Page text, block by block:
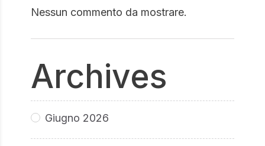
Nessun commento da mostrare.
Archives
Giugno 2026